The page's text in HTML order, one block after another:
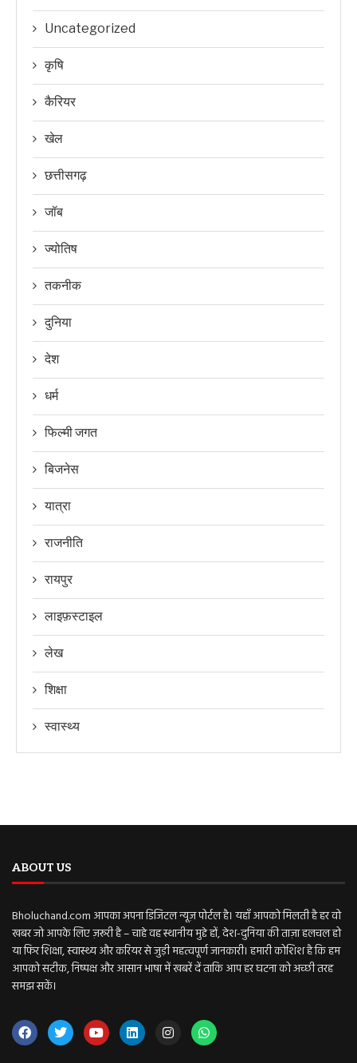
Uncategorized
कृषि
कैरियर
खेल
छत्तीसगढ़
जॉब
ज्योतिष
तकनीक
दुनिया
देश
धर्म
फिल्मी जगत
बिजनेस
यात्रा
राजनीति
रायपुर
लाइफ़स्टाइल
लेख
शिक्षा
स्वास्थ्य
ABOUT US
Bholuchand.com आपका अपना डिजिटल न्यूज़ पोर्टल है। यहाँ आपको मिलती है हर वो
खबर जो आपके लिए ज़रूरी है – चाहे वह स्थानीय मुद्दे हों, देश-दुनिया की ताज़ा हलचल हो
या फिर शिक्षा, स्वास्थ्य और करियर से जुड़ी महत्वपूर्ण जानकारी। हमारी कोशिश है कि हम
आपको सटीक, निष्पक्ष और आसान भाषा में खबरें दें ताकि आप हर घटना को अच्छी तरह
समझ सकें।